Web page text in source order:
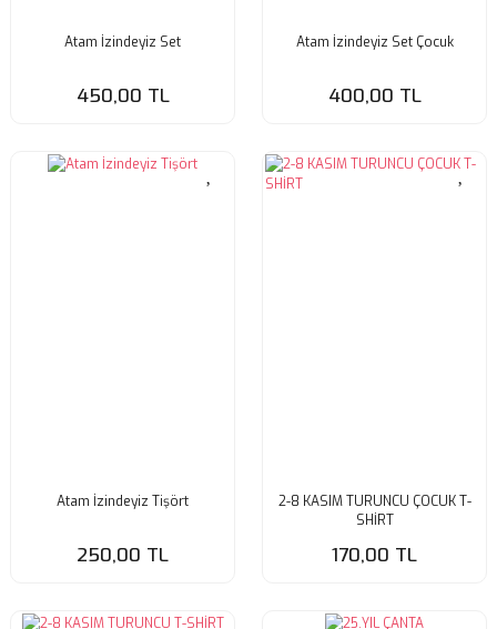
Atam İzindeyiz Set
450,00 TL
Atam İzindeyiz Set Çocuk
400,00 TL
Atam İzindeyiz Tişört
250,00 TL
2-8 KASIM TURUNCU ÇOCUK T-
SHİRT
170,00 TL